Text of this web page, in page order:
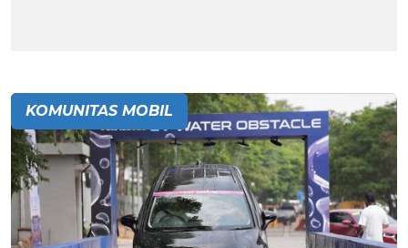
KOMUNITAS MOBIL